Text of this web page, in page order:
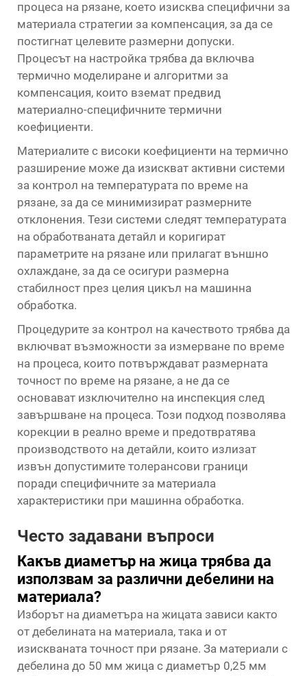
процеса на рязане, което изисква специфични за
материала стратегии за компенсация, за да се
постигнат целевите размерни допуски.
Процесът на настройка трябва да включва
термично моделиране и алгоритми за
компенсация, които вземат предвид
материално-специфичните термични
коефициенти.
Материалите с високи коефициенти на термично
разширение може да изискват активни системи
за контрол на температурата по време на
рязане, за да се минимизират размерните
отклонения. Тези системи следят температурата
на обработваната детайл и коригират
параметрите на рязане или прилагат външно
охлаждане, за да се осигури размерна
стабилност през целия цикъл на машинна
обработка.
Процедурите за контрол на качеството трябва да
включват възможности за измерване по време
на процеса, които потвърждават размерната
точност по време на рязане, а не да се
основават изключително на инспекция след
завършване на процеса. Този подход позволява
корекции в реално време и предотвратява
производството на детайли, които излизат
извън допустимите толерансови граници
поради специфичните за материала
характеристики при машинна обработка.
Често задавани въпроси
Какъв диаметър на жица трябва да
използвам за различни дебелини на
материала?
Изборът на диаметъра на жицата зависи както
от дебелината на материала, така и от
изискваната точност при рязане. За материали с
дебелина до 50 мм жица с диаметър 0,25 мм